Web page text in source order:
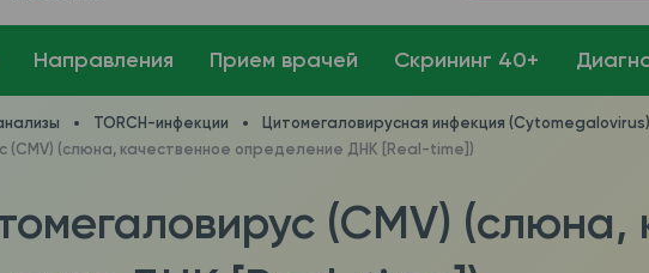
Направления Прием врачей Cкрининг 40+
TORCH-инфекции
Цитомегаловирусная инфекция (Cytomegalovirus)
(CMV) (слюна, качественное определение ДНК [Real-time])
(CMV) (слюна,